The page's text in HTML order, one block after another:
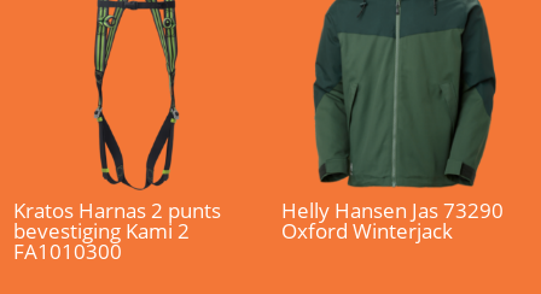
Kratos Harnas 2 punts
bevestiging Kami 2
FA1010300
Helly Hansen Jas 73290
Oxford Winterjack